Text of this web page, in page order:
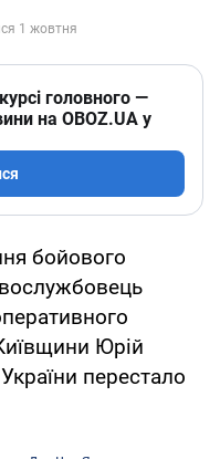
головного —
на OBOZ.UA у
бойового
Юрій
перестало